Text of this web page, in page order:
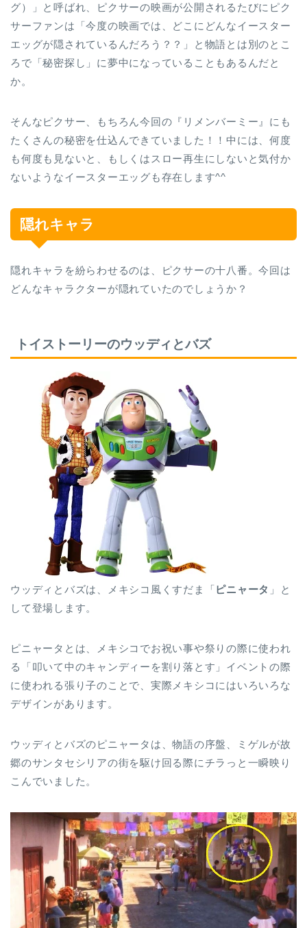
グ）」と呼ばれ、ピクサーの映画が公開されるたびにピク
サーファンは「今度の映画では、どこにどんなイースター
エッグが隠されているんだろう？？」と物語とは別のとこ
ろで「秘密探し」に夢中になっていることもあるんだと
か。
そんなピクサー、もちろん今回の『リメンバーミー』にも
たくさんの秘密を仕込んできていました！！中には、何度
も何度も見ないと、もしくはスロー再生にしないと気付か
ないようなイースターエッグも存在します^^
隠れキャラ
隠れキャラを紛らわせるのは、ピクサーの十八番。今回は
どんなキャラクターが隠れていたのでしょうか？
トイストーリーのウッディとバズ
ウッディとバズは、メキシコ風くすだま「ピニャータ 」と
して登場します。
ピニャータとは、メキシコでお祝い事や祭りの際に使われ
る「叩いて中のキャンディーを割り落とす」イベントの際
に使われる張り子のことで、実際メキシコにはいろいろな
デザインがあります。
ウッディとバズのピニャータは、物語の序盤、ミゲルが故
郷のサンタセシリアの街を駆け回る際にチラっと一瞬映り
こんでいました。